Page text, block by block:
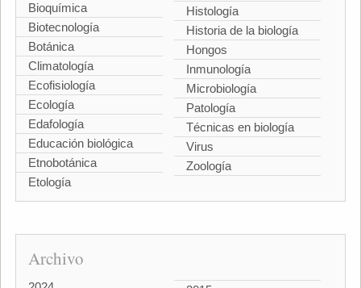
Bioquímica
Biotecnología
Botánica
Climatología
Ecofisiología
Ecología
Edafología
Educación biológica
Etnobotánica
Etología
Histología
Historia de la biología
Hongos
Inmunología
Microbiología
Patología
Técnicas en biología
Virus
Zoología
Archivo